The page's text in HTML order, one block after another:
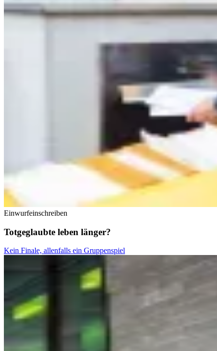
Einwurfeinschreiben
Totgeglaubte leben länger?
Kein Finale, allenfalls ein Gruppenspiel